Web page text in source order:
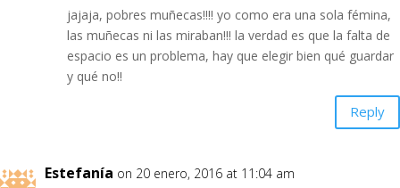
jajaja, pobres muñecas!!!! yo como era una sola fémina,
las muñecas ni las miraban!!! la verdad es que la falta de
espacio es un problema, hay que elegir bien qué guardar
y qué no!!
Reply
Estefanía on 20 enero, 2016 at 11:04 am